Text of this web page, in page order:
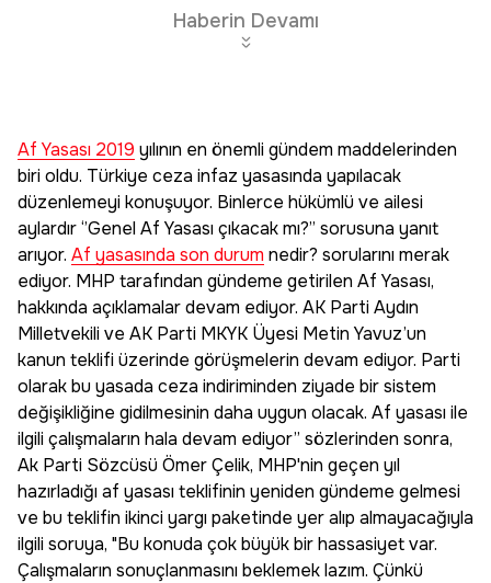
Haberin Devamı
Af Yasası 2019 yılının en önemli gündem maddelerinden
biri oldu. Türkiye ceza infaz yasasında yapılacak
düzenlemeyi konuşuyor. Binlerce hükümlü ve ailesi
aylardır ‘’Genel Af Yasası çıkacak mı?’’ sorusuna yanıt
arıyor. Af yasasında son durum nedir? sorularını merak
ediyor. MHP tarafından gündeme getirilen Af Yasası,
hakkında açıklamalar devam ediyor. AK Parti Aydın
Milletvekili ve AK Parti MKYK Üyesi Metin Yavuz’un
kanun teklifi üzerinde görüşmelerin devam ediyor. Parti
olarak bu yasada ceza indiriminden ziyade bir sistem
değişikliğine gidilmesinin daha uygun olacak. Af yasası ile
ilgili çalışmaların hala devam ediyor’’ sözlerinden sonra,
Ak Parti Sözcüsü Ömer Çelik, MHP'nin geçen yıl
hazırladığı af yasası teklifinin yeniden gündeme gelmesi
ve bu teklifin ikinci yargı paketinde yer alıp almayacağıyla
ilgili soruya, "Bu konuda çok büyük bir hassasiyet var.
Çalışmaların sonuçlanmasını beklemek lazım. Çünkü